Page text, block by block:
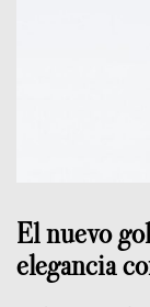
El nuevo
elegancia